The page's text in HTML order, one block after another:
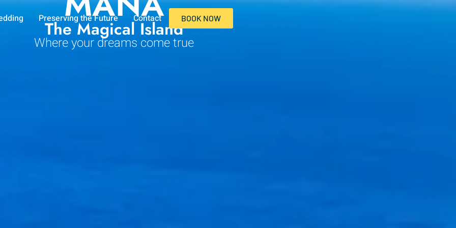
Preserving the Future Contact BOOK NOW
The Magical Island
Where your dreams come true